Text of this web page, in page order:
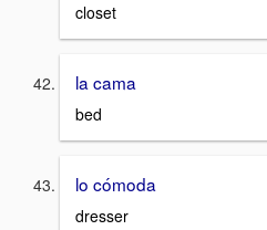
closet
la cama
bed
lo cómoda
dresser